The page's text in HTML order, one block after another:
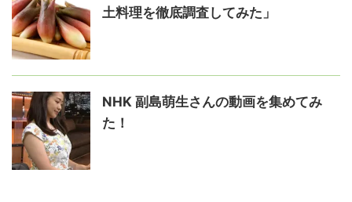
土料理を徹底調査してみた」
NHK 副島萌生さんの動画を集めてみ
た！